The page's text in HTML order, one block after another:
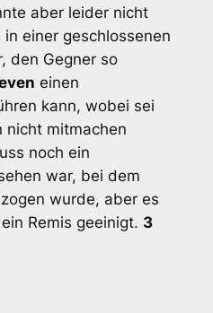
aber leider nicht
einer geschlossenen
den Gegner so
einen
kann, wobei sei
nicht mitmachen
noch ein
war, bei dem
wurde, aber es
Remis geeinigt. 3